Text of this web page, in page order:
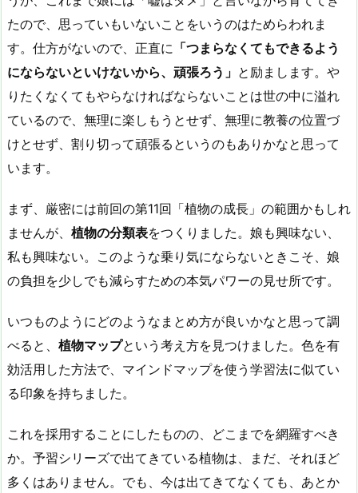
たので、思っていもいないことをいうのはためらわれま
す。仕方がないので、正直に 「つまらなくてもできるよう
にならないといけないから、頑張ろう」 と励まします。や
りたくなくてもやらなければならないことは世の中に溢れ
ているので、無理に楽しもうとせず、無理に教養の位置づ
けとせず、割り切って頑張るというのもありかなと思って
います。
まず、厳密には前回の第11回「植物の成長」の範囲かもしれ
ませんが、 植物の分類表をつくりました。娘も興味ない、
私も興味ない。このような乗り気にならないときこそ、娘
の負担を少しでも減らすための本気パワーの見せ所です。
いつものようにどのようなまとめ方が良いかなと思って調
べると、 植物マップという考え方を見つけました。色を有
効活用した方法で、マインドマップを使う学習法に似てい
る印象を持ちました。
これを採用することにしたものの、どこまでを網羅すべき
か。予習シリーズで出てきている植物は、まだ、それほど
多くはありません。でも、今は出てきてなくても、あとか